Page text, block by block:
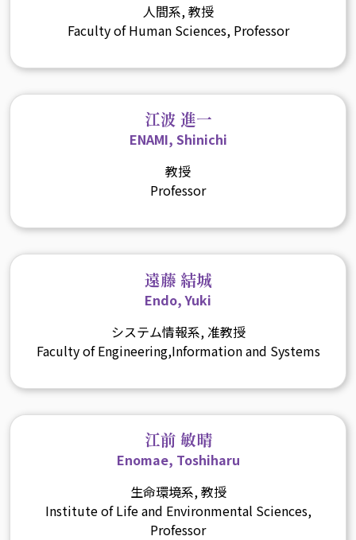
人間系, 教授
Faculty of Human Sciences, Professor
江波 進一
ENAMI, Shinichi
教授
Professor
遠藤 結城
Endo, Yuki
システム情報系, 准教授
Faculty of Engineering,Information and Systems
江前 敏晴
Enomae, Toshiharu
生命環境系, 教授
Institute of Life and Environmental Sciences,
Professor